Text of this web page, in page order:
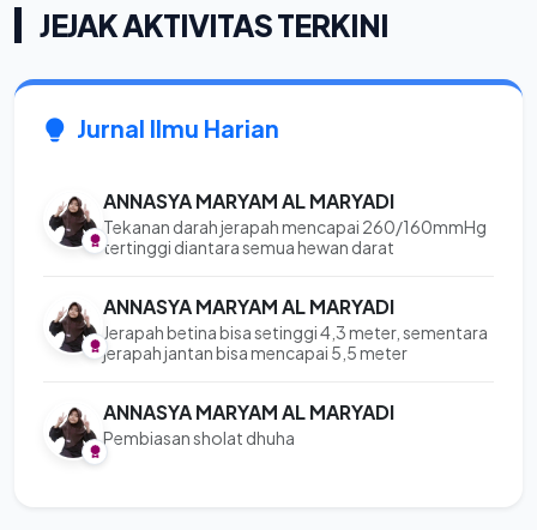
JEJAK AKTIVITAS TERKINI
Jurnal Ilmu Harian
ANNASYA MARYAM AL MARYADI
Tekanan darah jerapah mencapai 260/160mmHg
tertinggi diantara semua hewan darat
ANNASYA MARYAM AL MARYADI
Jerapah betina bisa setinggi 4,3 meter, sementara
jerapah jantan bisa mencapai 5,5 meter
ANNASYA MARYAM AL MARYADI
Pembiasan sholat dhuha